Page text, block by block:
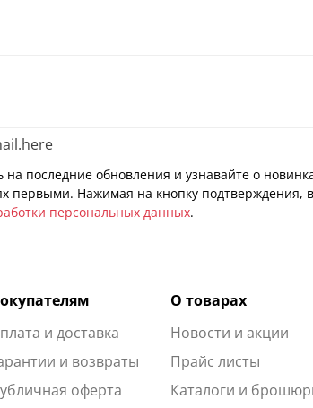
на последние обновления и узнавайте о
первыми. Нажимая на кнопку подтверждения,
персональных данных.
и доставка
и возвраты
оферта
О товарах
Новости и акции
Прайс листы
Каталоги и